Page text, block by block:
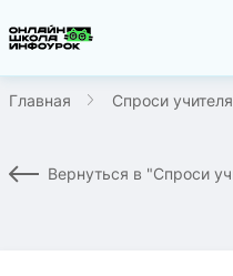
Главная Спроси учителя
Вернуться в "Спроси